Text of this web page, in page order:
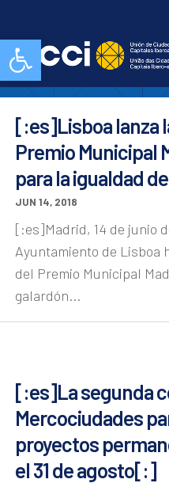
Abrir barra de herramientas
[:es]Lisboa lanza
Premio Municipal
para la igualdad
JUN 14, 2018
[:es]Madrid, 14 de junio
Ayuntamiento de Lisboa
del Premio Municipal
galardón...
[:es]La segunda
Mercociudades
proyectos
el 31 de agosto[:]